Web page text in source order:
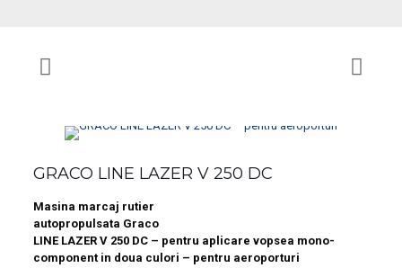
GRACO LINE LAZER V 250 DC
Masina marcaj rutier
autopropulsata Graco
LINE LAZER V 250 DC – pentru aplicare vopsea mono-
component in doua culori – pentru aeroporturi